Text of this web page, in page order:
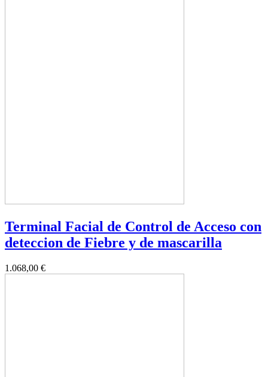
Terminal Facial de Control de Acceso con
deteccion de Fiebre y de mascarilla
1.068,00 €